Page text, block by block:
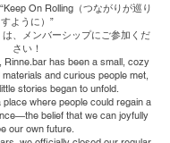
On Rolling（つながりが巡り
すように）”
、メンバーシップにご参加くだ
さい！
Rinne.bar has been a small, cozy
and curious people met,
stories began to unfold.
where people could regain a
belief that we can joyfully
our own future.